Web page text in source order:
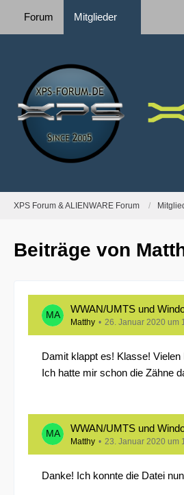
Forum Mitglieder
XPS Forum & ALIENWARE Forum
Beiträge von
WWAN/UMTS und
Matthy 26. Januar 2020 um
Damit klappt es! Klasse! Vielen
Ich hatte mir schon die Zähne
WWAN/UMTS und
Matthy 23. Januar 2020 um
Danke! Ich konnte die Datei